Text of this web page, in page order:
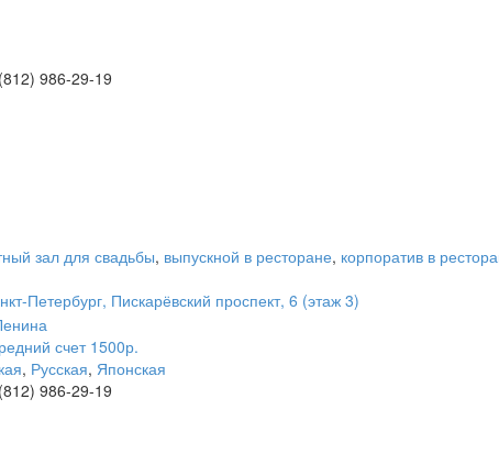
986-29-19
зал для свадьбы, выпускной в ресторане, корпоратив в
Петербург, Пискарёвский проспект, 6 (этаж 3)
счет 1500р.
, Русская, Японская
986-29-19